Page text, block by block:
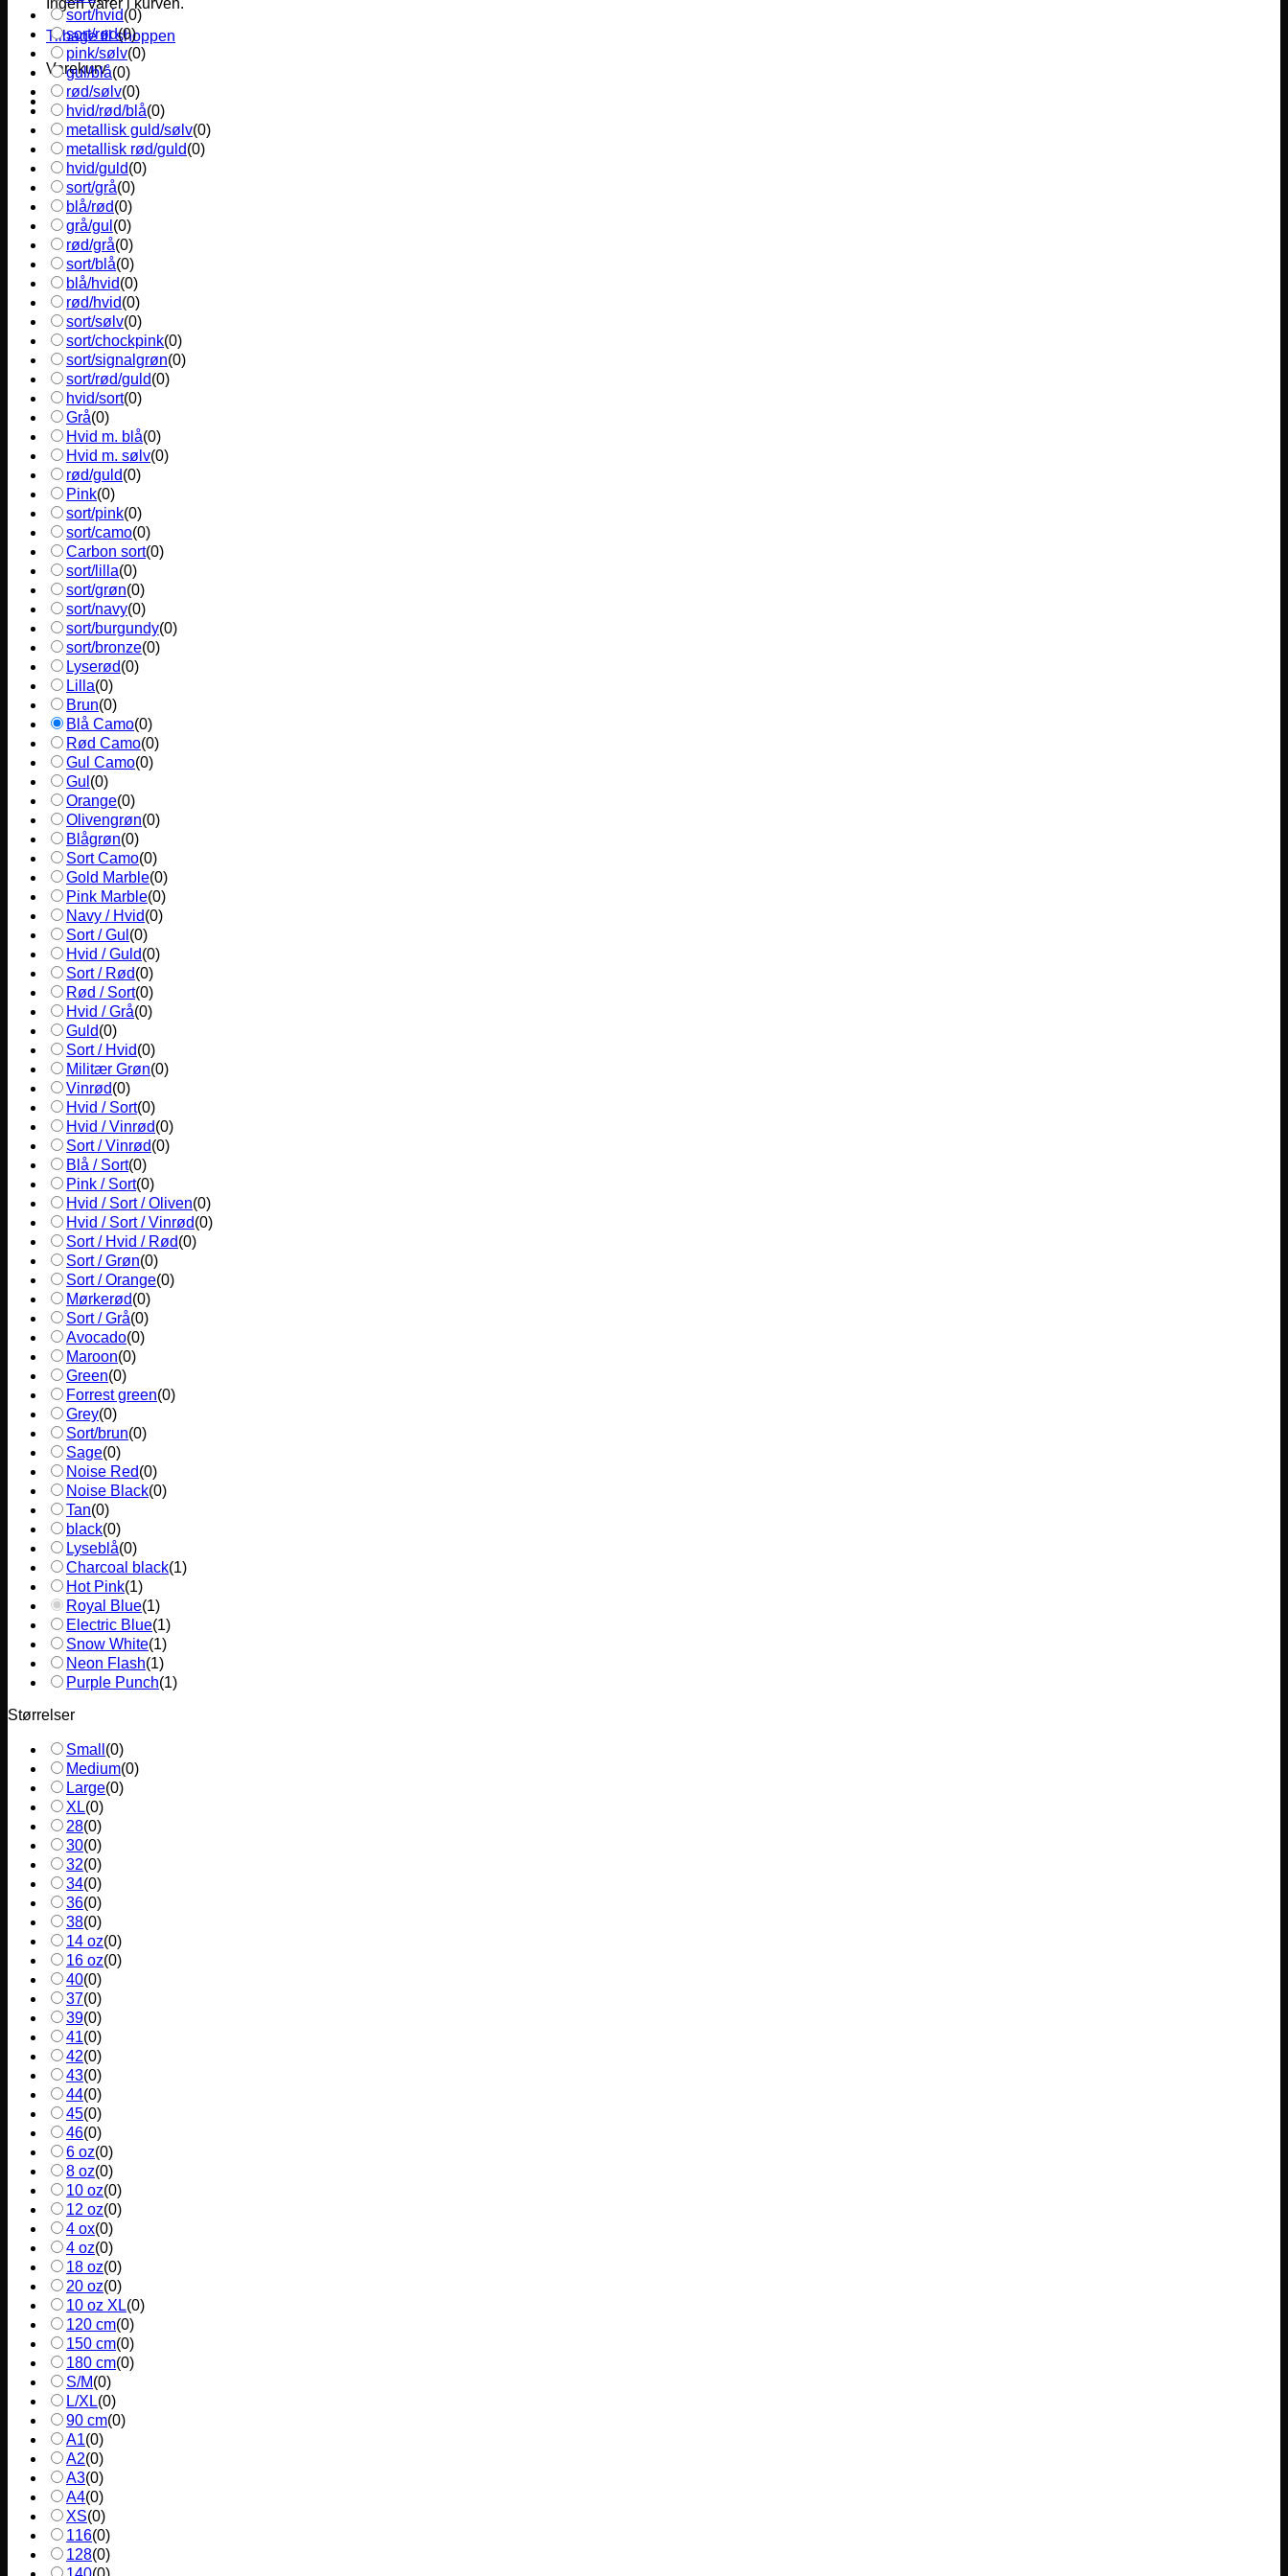
Ingen varer i kurven.
Tilbage til shoppen
Varekurv
sort/hvid(0)
sort/rød(0)
pink/sølv(0)
gul/blå(0)
rød/sølv(0)
hvid/rød/blå(0)
metallisk guld/sølv(0)
metallisk rød/guld(0)
hvid/guld(0)
sort/grå(0)
blå/rød(0)
grå/gul (0)
rød/grå(0)
sort/blå(0)
blå/hvid(0)
rød/hvid(0)
sort/sølv(0)
sort/chockpink(0)
sort/signalgrøn(0)
sort/rød/guld(0)
hvid/sort(0)
Grå(0)
Hvid m. blå(0)
Hvid m. sølv(0)
rød/guld(0)
Pink(0)
sort/pink(0)
sort/camo(0)
Carbon sort(0)
sort/lilla(0)
sort/grøn(0)
sort/navy(0)
sort/burgundy(0)
sort/bronze(0)
Lyserød(0)
Lilla(0)
Brun(0)
Blå Camo(0)
Rød Camo(0)
Gul Camo(0)
Gul (0)
Orange(0)
Olivengrøn(0)
Blågrøn(0)
Sort Camo(0)
Gold Marble(0)
Pink Marble(0)
Navy / Hvid(0)
Sort / Gul (0)
Hvid / Guld(0)
Sort / Rød(0)
Rød / Sort(0)
Hvid / Grå(0)
Guld(0)
Sort / Hvid(0)
Militær Grøn(0)
Vinrød(0)
Hvid / Sort(0)
Hvid / Vinrød(0)
Sort / Vinrød(0)
Blå / Sort(0)
Pink / Sort(0)
Hvid / Sort / Oliven(0)
Hvid / Sort / Vinrød(0)
Sort / Hvid / Rød(0)
Sort / Grøn(0)
Sort / Orange(0)
Mørkerød(0)
Sort / Grå(0)
Avocado(0)
Maroon(0)
Green(0)
Forrest green(0)
Grey(0)
Sort/brun(0)
Sage(0)
Noise Red(0)
Noise Black(0)
Tan(0)
black(0)
Lyseblå(0)
Charcoal black(1)
Hot Pink(1)
Royal Blue(1)
Electric Blue(1)
Snow White(1)
Neon Flash(1)
Purple Punch(1)
Størrelser
Small (0)
Medium(0)
Large(0)
XL(0)
28(0)
30(0)
32(0)
34(0)
36(0)
38(0)
14 oz(0)
16 oz(0)
40(0)
37(0)
39(0)
41(0)
42(0)
43(0)
44(0)
45(0)
46(0)
6 oz(0)
8 oz(0)
10 oz(0)
12 oz(0)
4 ox(0)
4 oz(0)
18 oz(0)
20 oz(0)
10 oz XL(0)
120 cm(0)
150 cm(0)
180 cm(0)
S/M(0)
L/XL(0)
90 cm(0)
A1(0)
A2(0)
A3(0)
A4(0)
XS(0)
116(0)
128(0)